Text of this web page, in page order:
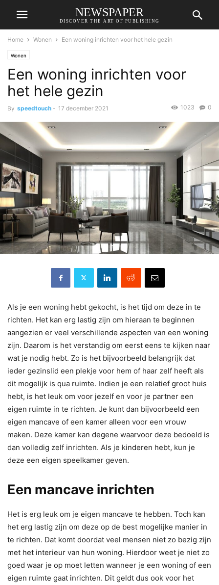
NEWSPAPER
DISCOVER THE ART OF PUBLISHING
Home Wonen Een woning inrichten voor het hele gezin
Wonen
Een woning inrichten voor
het hele gezin
By speedtouch - 17 december 2021 0
1023
Als je een woning hebt gekocht, is het tijd om deze in te
richten. Het kan erg lastig zijn om hieraan te beginnen
aangezien er veel verschillende aspecten van een woning
zijn. Daarom is het verstandig om eerst eens te kijken naar
wat je nodig hebt. Zo is het bijvoorbeeld belangrijk dat
ieder gezinslid een plekje voor hem of haar zelf heeft als
dit mogelijk is qua ruimte. Indien je een relatief groot huis
hebt, is het leuk om voor jezelf en voor je partner een
eigen ruimte in te richten. Je kunt dan bijvoorbeeld een
eigen mancave of een kamer alleen voor een vrouw
maken. Deze kamer kan degene waarvoor deze bedoeld is
dan volledig zelf inrichten. Als je kinderen hebt, kun je
deze een eigen speelkamer geven.
Een mancave inrichten
Het is erg leuk om je eigen mancave te hebben. Toch kan
het erg lastig zijn om deze op de best mogelijke manier in
te richten. Dat komt doordat veel mensen niet zo bezig zijn
met het interieur van hun woning. Hierdoor weet je niet zo
goed waar je op moet letten wanneer je een woning of een
eigen ruimte gaat inrichten. Dit geldt dus ook voor het